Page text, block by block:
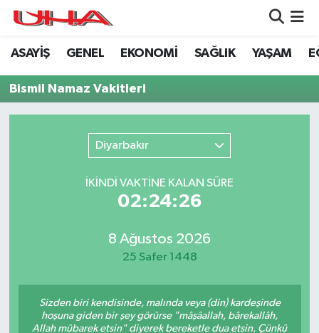
ASAYİŞ GENEL EKONOMİ SAĞLIK YAŞAM
Bismil Namaz Vakitleri
Diyarbakır
İKINDI VAKTİNE KALAN SÜRE
02:24:26
8 Ağustos 2026
25 Safer 1448
Sizden biri kendisinde, malında veya (din) kardeşinde
hoşuna giden bir şey görürse "mâşâallah, bârekallâh,
Allah mübarek etsin" diyerek bereketle dua etsin. Çünkü
ASAYİŞ
GÜNDEM
LEZETLERİMİZ
EĞİTİM
Nöbetçi Eczaneler
Hava Durumu
Puan Durumu ve Fikstür
Tüm Manşetler
Haber Arşivi